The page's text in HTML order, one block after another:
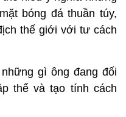
bóng đá thuần túy,
thế giới với tư cách
gì ông đang đối
thể và tạo tính cách